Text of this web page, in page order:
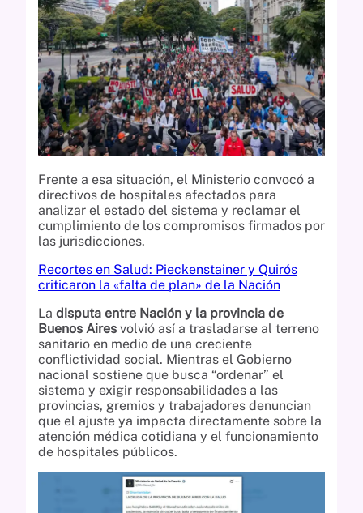
Frente a esa situación, el Ministerio convocó a
directivos de hospitales afectados para
analizar el estado del sistema y reclamar el
cumplimiento de los compromisos firmados por
las jurisdicciones.
Recortes en Salud: Pieckenstainer y Quirós
criticaron la «falta de plan» de la Nación
La disputa entre Nación y la provincia de
Buenos Aires volvió así a trasladarse al terreno
sanitario en medio de una creciente
conflictividad social. Mientras el Gobierno
nacional sostiene que busca “ordenar” el
sistema y exigir responsabilidades a las
provincias, gremios y trabajadores denuncian
que el ajuste ya impacta directamente sobre la
atención médica cotidiana y el funcionamiento
de hospitales públicos.